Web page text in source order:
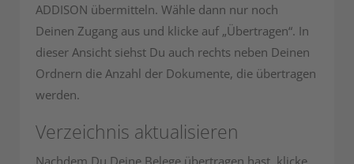
ADDISON übermitteln. Wähle dann nur noch
Deinen Zugang aus und klicke auf „Übertragen“. In
dieser Ansicht siehst Du auch rechts neben Deinen
Ordnern die Anzahl der Dokumente, die übertragen
werden.
Verzeichnis aktualisieren